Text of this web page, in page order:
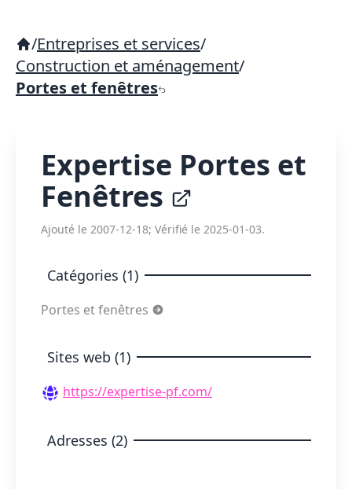
/Entreprises et services/
Construction et aménagement/
Portes et fenêtres
Expertise Portes et
Fenêtres
Ajouté le 2007-12-18; Vérifié le 2025-01-03.
Catégories (1)
Portes et fenêtres
Sites web (1)
https://expertise-pf.com/
Adresses (2)